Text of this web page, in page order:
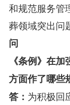
和规范服务管
葬领域突出问
问
《条例》在
方面作了哪些
答： 为积极回